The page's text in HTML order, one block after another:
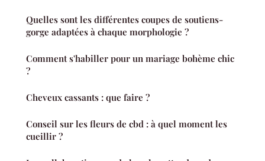
Quelles sont les différentes coupes de soutiens-
gorge adaptées à chaque morphologie ?
Comment s'habiller pour un mariage bohème chic
?
Cheveux cassants : que faire ?
Conseil sur les fleurs de cbd : à quel moment les
cueillir ?